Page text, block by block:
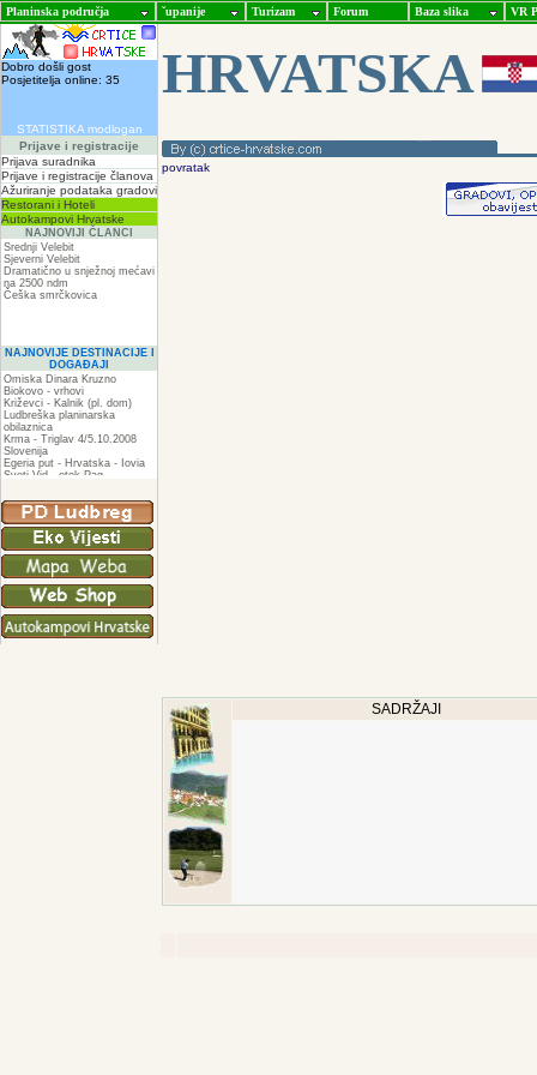
Planinska područja ˇupanije Turizam Forum Baza slika VR
Dobro došli gost
Posjetitelja online: 35
STATISTIKA modlogan
Prijave i registracije
Prijava suradnika
Prijave i registracije članova
Ažuriranje podataka gradovi
Restorani i Hoteli
Autokampovi Hrvatske
NAJNOVIJI ČLANCI
Srednji Velebit
Sjeverni Velebit
Dramatično u snježnoj mećavi
na 2500 ndm
Češka smrčkovica
NAJNOVIJE DESTINACIJE I
DOGAĐAJI
Omiska Dinara Kruzno
Biokovo - vrhovi
Križevci - Kalnik (pl. dom)
Ludbreška planinarska
obilaznica
Krma - Triglav 4/5.10.2008
Slovenija
Egeria put - Hrvatska - Iovia
Sveti Vid - otok Pag
ZIR
Podkilavac-Mudna dol-Hahlići-
Kolac-Podki
HRVATSKA
povratak
SADRŽAJI